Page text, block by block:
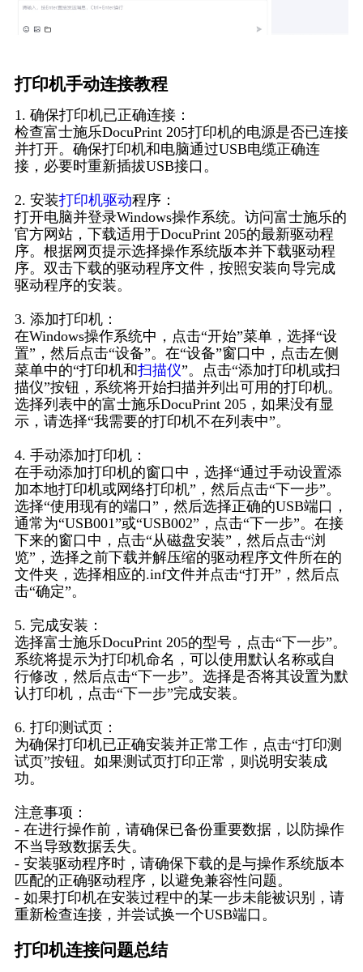
打印机手动连接教程
1. 确保打印机已正确连接：
检查富士施乐DocuPrint 205打印机的电源是否已连接
并打开。确保打印机和电脑通过USB电缆正确连
接，必要时重新插拔USB接口。
2. 安装打印机驱动程序：
打开电脑并登录Windows操作系统。访问富士施乐的
官方网站，下载适用于DocuPrint 205的最新驱动程
序。根据网页提示选择操作系统版本并下载驱动程
序。双击下载的驱动程序文件，按照安装向导完成
驱动程序的安装。
3. 添加打印机：
在Windows操作系统中，点击“开始”菜单，选择“设
置”，然后点击“设备”。在“设备”窗口中，点击左侧
菜单中的“打印机和扫描仪”。点击“添加打印机或扫
描仪”按钮，系统将开始扫描并列出可用的打印机。
选择列表中的富士施乐DocuPrint 205，如果没有显
示，请选择“我需要的打印机不在列表中”。
4. 手动添加打印机：
在手动添加打印机的窗口中，选择“通过手动设置添
加本地打印机或网络打印机”，然后点击“下一步”。
选择“使用现有的端口”，然后选择正确的USB端口，
通常为“USB001”或“USB002”，点击“下一步”。在接
下来的窗口中，点击“从磁盘安装”，然后点击“浏
览”，选择之前下载并解压缩的驱动程序文件所在的
文件夹，选择相应的.inf文件并点击“打开”，然后点
击“确定”。
5. 完成安装：
选择富士施乐DocuPrint 205的型号，点击“下一步”。
系统将提示为打印机命名，可以使用默认名称或自
行修改，然后点击“下一步”。选择是否将其设置为默
认打印机，点击“下一步”完成安装。
6. 打印测试页：
为确保打印机已正确安装并正常工作，点击“打印测
试页”按钮。如果测试页打印正常，则说明安装成
功。
注意事项：
- 在进行操作前，请确保已备份重要数据，以防操作
不当导致数据丢失。
- 安装驱动程序时，请确保下载的是与操作系统版本
匹配的正确驱动程序，以避免兼容性问题。
- 如果打印机在安装过程中的某一步未能被识别，请
重新检查连接，并尝试换一个USB端口。
打印机连接问题总结